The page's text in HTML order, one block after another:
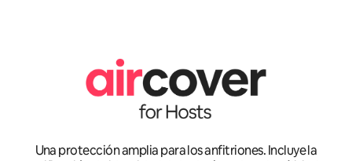
Una protección amplia para los anfitriones. Incluye la